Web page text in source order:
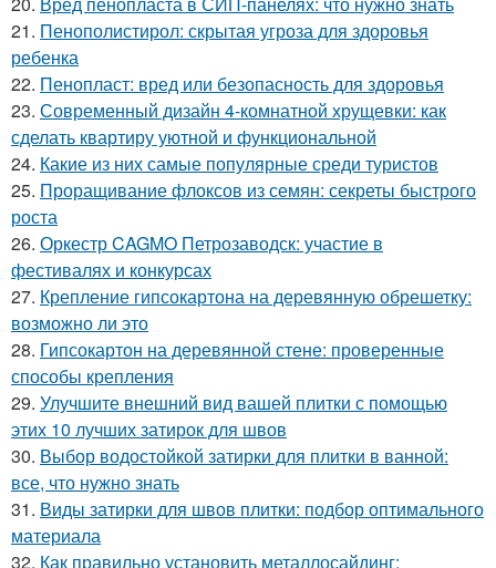
21. Пенополистирол: скрытая угроза для здоровья
ребенка
22. Пенопласт: вред или безопасность для здоровья
23. Современный дизайн 4-комнатной хрущевки: как
сделать квартиру уютной и функциональной
24. Какие из них самые популярные среди туристов
25. Проращивание флоксов из семян: секреты быстрого
роста
26. Оркестр CAGMO Петрозаводск: участие в
фестивалях и конкурсах
27. Крепление гипсокартона на деревянную обрешетку:
возможно ли это
28. Гипсокартон на деревянной стене: проверенные
способы крепления
29. Улучшите внешний вид вашей плитки с помощью
этих 10 лучших затирок для швов
30. Выбор водостойкой затирки для плитки в ванной:
все, что нужно знать
31. Виды затирки для швов плитки: подбор оптимального
материала
32. Как правильно установить металлосайдинг: